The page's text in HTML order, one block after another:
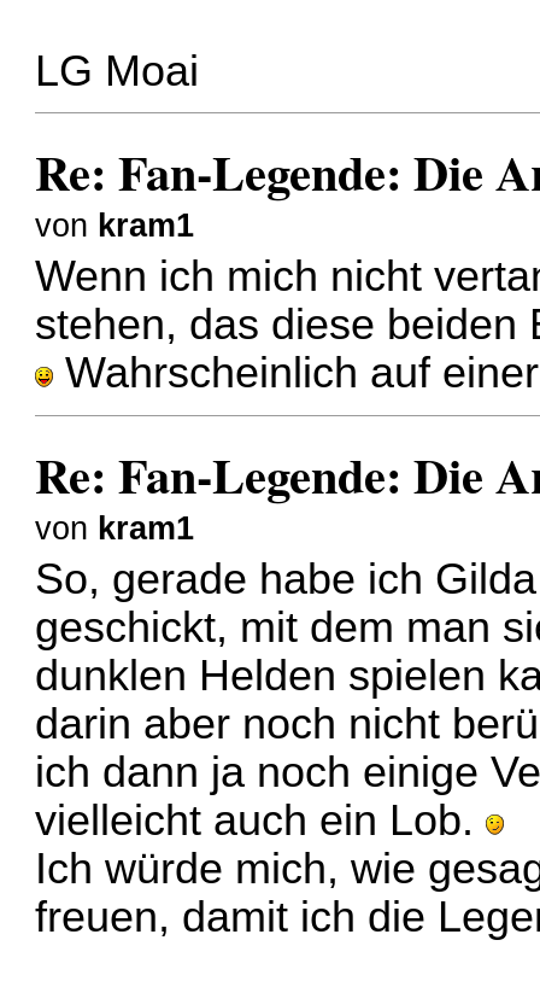
LG Moai
Re: Fan-Legende: Die
von kram1
Wenn ich mich nicht
stehen, das diese beiden
Wahrscheinlich auf
Re: Fan-Legende: Die
von kram1
So, gerade habe ich
geschickt, mit dem man
dunklen Helden spielen
darin aber noch nicht
ich dann ja noch einige
vielleicht auch ein Lob.
Ich würde mich, wie
freuen, damit ich die